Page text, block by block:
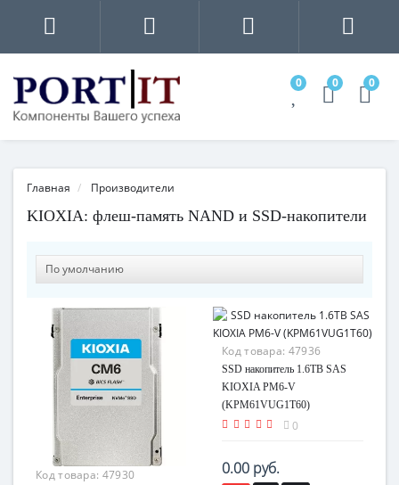
0 0 0
Главная Производители
KIOXIA: флеш-память NAND и SSD-накопители
Код товара: 47930
Код товара: 47936
SSD накопитель 1.6TB SAS
KIOXIA PM6-V
(KPM61VUG1T60)
0
0.00 руб.